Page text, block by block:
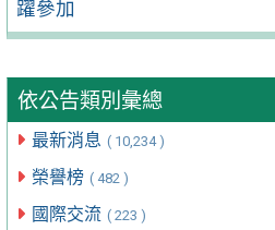
躍參加
依公告類別彙總
最新消息 ( 10,234 )
榮譽榜 ( 482 )
國際交流 ( 223 )